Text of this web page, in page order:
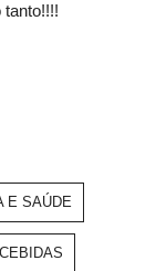
E SAÚDE